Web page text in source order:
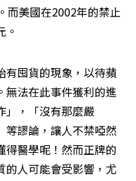
而美國在2002年的禁止
。
有囤貨的現象，以待蘋
無法在此事件獲利的進
」，「沒有那麼嚴
等謬論，讓人不禁啞然
得醫學呢！然而正牌的
的人可能會受影響，尤